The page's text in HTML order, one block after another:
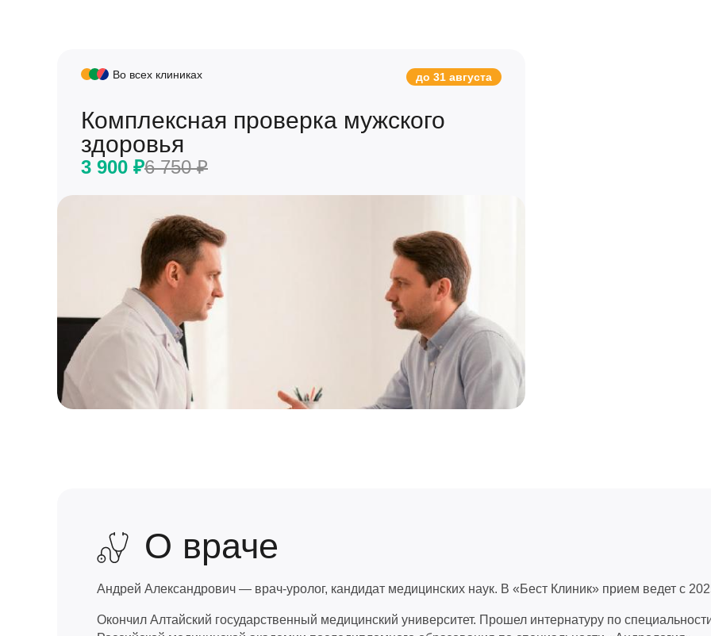
Во всех клиниках до 31 августа
Комплексная проверка мужского
здоровья
3 900 ₽6 750 ₽
О враче
Андрей Александрович — врач-уролог, кандидат медицинских наук. В «Бест Клиник» прием ведет с
Окончил Алтайский государственный медицинский университет. Прошел интернатуру по